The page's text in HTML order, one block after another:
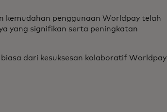
kemudahan penggunaan Worldpay telah
yang signifikan serta peningkatan
dari kesuksesan kolaboratif Worldpay